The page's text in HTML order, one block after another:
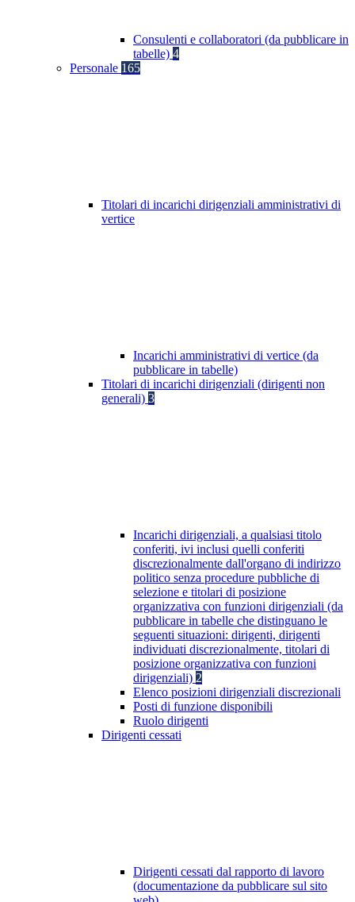
Consulenti e collaboratori (da pubblicare in
tabelle) 4
Personale 165
Titolari di incarichi dirigenziali amministrativi di
vertice
Incarichi amministrativi di vertice (da
pubblicare in tabelle)
Titolari di incarichi dirigenziali (dirigenti non
generali) 3
Incarichi dirigenziali, a qualsiasi titolo
conferiti, ivi inclusi quelli conferiti
discrezionalmente dall'organo di indirizzo
politico senza procedure pubbliche di
selezione e titolari di posizione
organizzativa con funzioni dirigenziali (da
pubblicare in tabelle che distinguano le
seguenti situazioni: dirigenti, dirigenti
individuati discrezionalmente, titolari di
posizione organizzativa con funzioni
dirigenziali) 2
Elenco posizioni dirigenziali discrezionali
Posti di funzione disponibili
Ruolo dirigenti
Dirigenti cessati
Dirigenti cessati dal rapporto di lavoro
(documentazione da pubblicare sul sito